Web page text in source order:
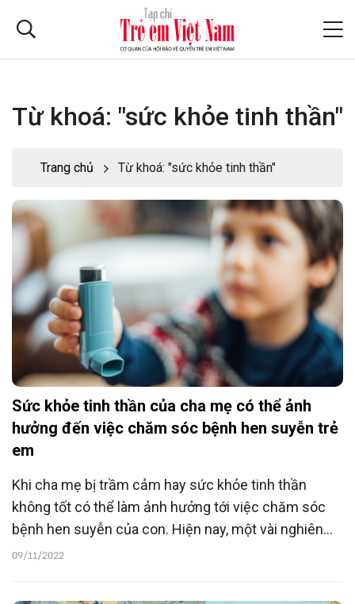
Từ khoá: "sức khỏe tinh thần"
Trang chủ Từ khoá: "sức khỏe tinh thần"
Sức khỏe tinh thần của cha mẹ có thể ảnh
hưởng đến việc chăm sóc bệnh hen suyễn trẻ
em
Khi cha mẹ bị trầm cảm hay sức khỏe tinh thần
không tốt có thể làm ảnh hưởng tới việc chăm sóc
bệnh hen suyễn của con. Hiện nay, một vài nghiên
cứu cho thấy, việc kiểm soát bệnh hen suyễn của trẻ
09/11/2022